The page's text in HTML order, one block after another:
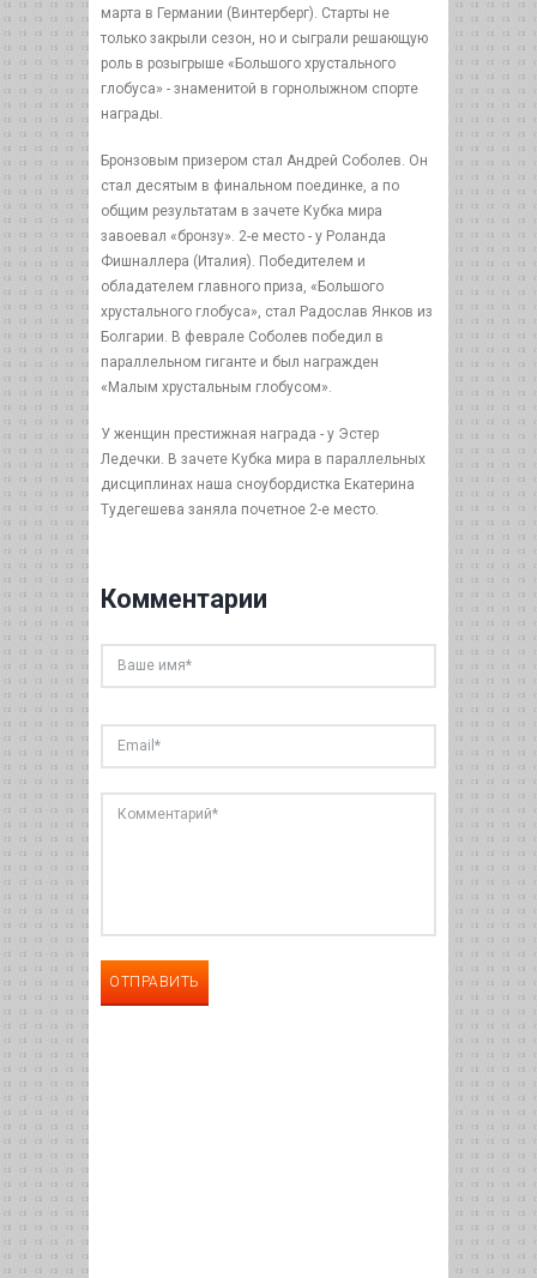
марта в Германии (Винтерберг). Старты не
только закрыли сезон, но и сыграли решающую
роль в розыгрыше «Большого хрустального
глобуса» - знаменитой в горнолыжном спорте
награды.
Бронзовым призером стал Андрей Соболев. Он
стал десятым в финальном поединке, а по
общим результатам в зачете Кубка мира
завоевал «бронзу». 2-е место - у Роланда
Фишналлера (Италия). Победителем и
обладателем главного приза, «Большого
хрустального глобуса», стал Радослав Янков из
Болгарии. В феврале Соболев победил в
параллельном гиганте и был награжден
«Малым хрустальным глобусом».
У женщин престижная награда - у Эстер
Ледечки. В зачете Кубка мира в параллельных
дисциплинах наша сноубордистка Екатерина
Тудегешева заняла почетное 2-е место.
Комментарии